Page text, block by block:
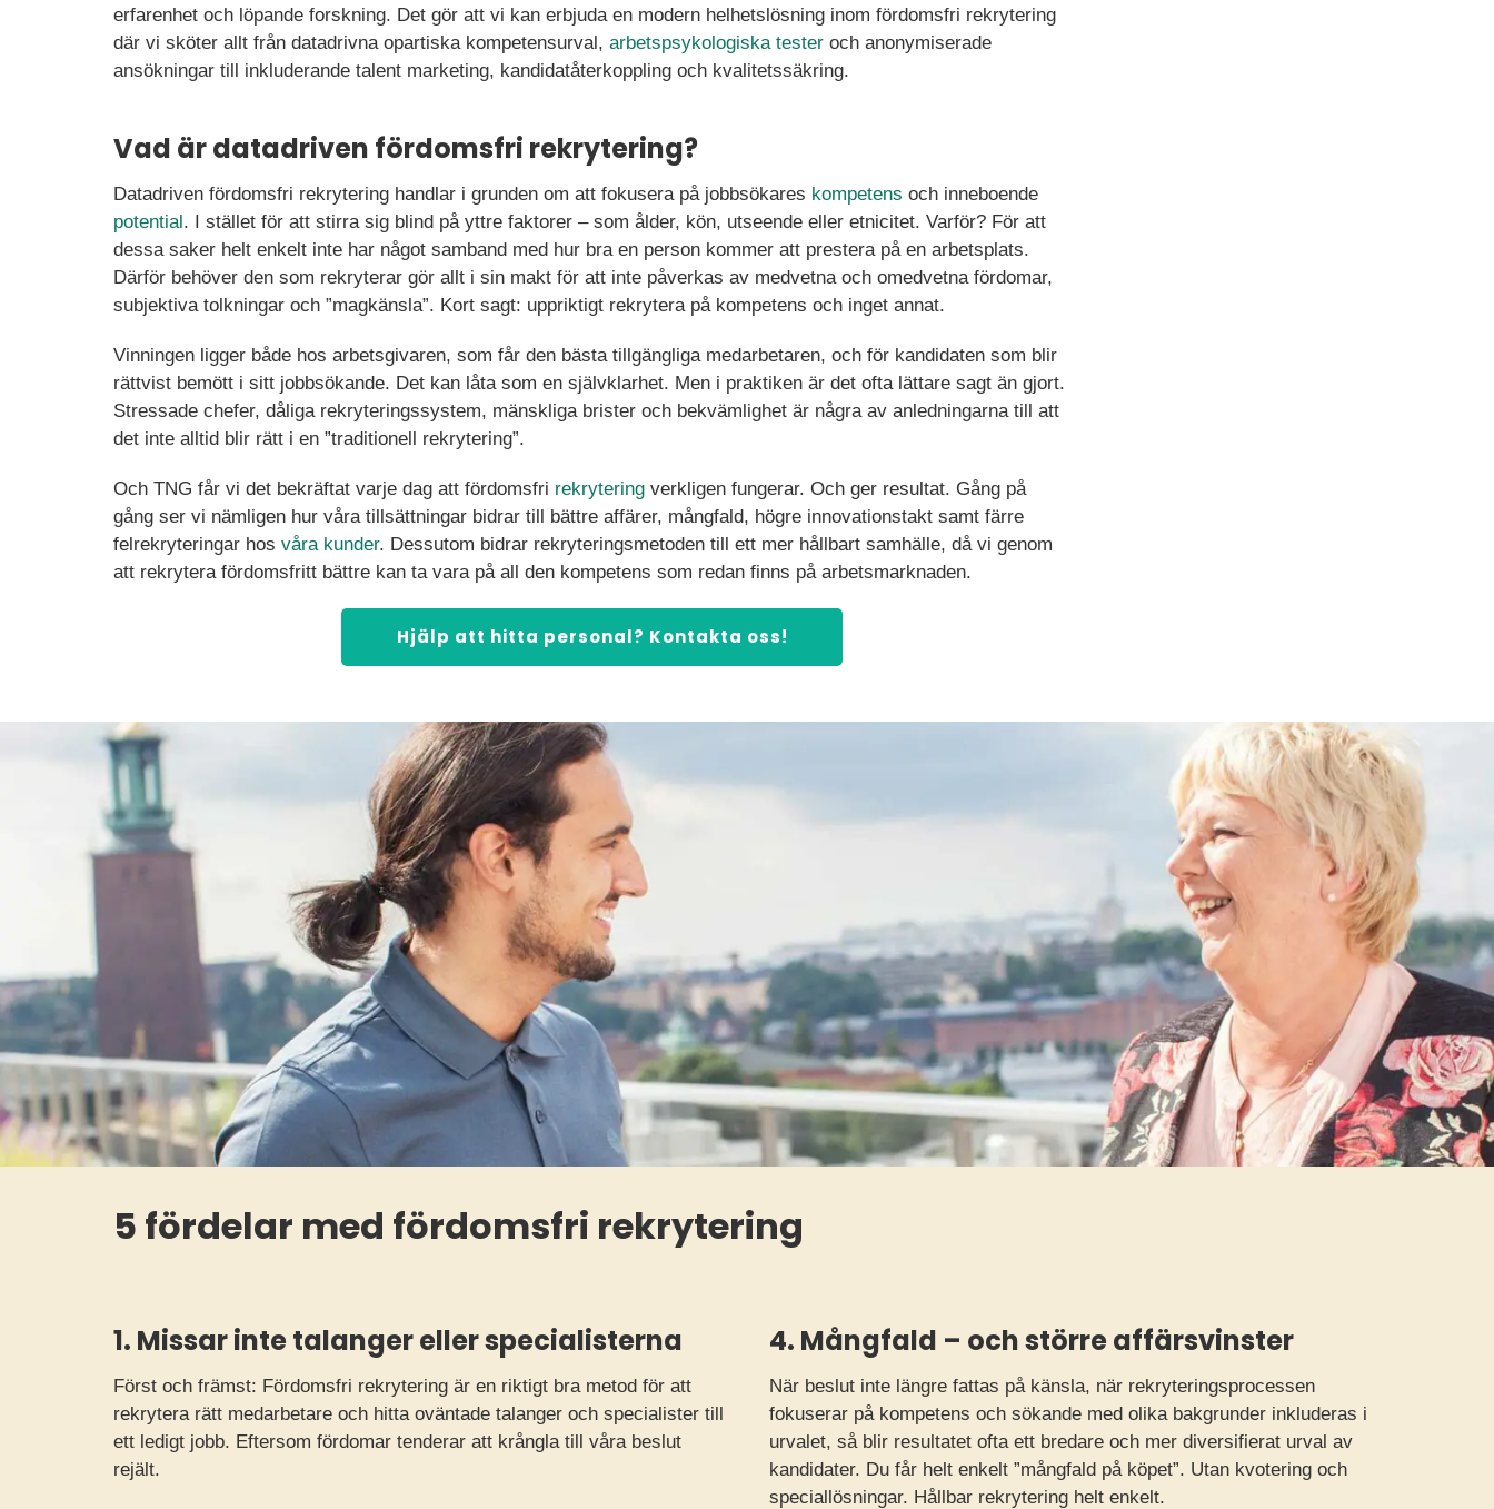
erfarenhet och löpande forskning. Det gör att vi kan erbjuda en modern helhetslösning inom fördomsfri rekrytering
där vi sköter allt från datadrivna opartiska kompetensurval, arbetspsykologiska tester och anonymiserade
ansökningar till inkluderande talent marketing, kandidatåterkoppling och kvalitetssäkring.
Vad är datadriven fördomsfri rekrytering?
Datadriven fördomsfri rekrytering handlar i grunden om att fokusera på jobbsökares kompetens och inneboende
potential. I stället för att stirra sig blind på yttre faktorer – som ålder, kön, utseende eller etnicitet. Varför? För att
dessa saker helt enkelt inte har något samband med hur bra en person kommer att prestera på en arbetsplats.
Därför behöver den som rekryterar gör allt i sin makt för att inte påverkas av medvetna och omedvetna fördomar,
subjektiva tolkningar och ”magkänsla”. Kort sagt: uppriktigt rekrytera på kompetens och inget annat.
Vinningen ligger både hos arbetsgivaren, som får den bästa tillgängliga medarbetaren, och för kandidaten som blir
rättvist bemött i sitt jobbsökande. Det kan låta som en självklarhet. Men i praktiken är det ofta lättare sagt än gjort.
Stressade chefer, dåliga rekryteringssystem, mänskliga brister och bekvämlighet är några av anledningarna till att
det inte alltid blir rätt i en ”traditionell rekrytering”.
Och TNG får vi det bekräftat varje dag att fördomsfri rekrytering verkligen fungerar. Och ger resultat. Gång på
gång ser vi nämligen hur våra tillsättningar bidrar till bättre affärer, mångfald, högre innovationstakt samt färre
felrekryteringar hos våra kunder. Dessutom bidrar rekryteringsmetoden till ett mer hållbart samhälle, då vi genom
att rekrytera fördomsfritt bättre kan ta vara på all den kompetens som redan finns på arbetsmarknaden.
Hjälp att hitta personal? Kontakta oss!
5 fördelar med fördomsfri rekrytering
1. Missar inte talanger eller specialisterna
Först och främst: Fördomsfri rekrytering är en riktigt bra metod för att
rekrytera rätt medarbetare och hitta oväntade talanger och specialister till
ett ledigt jobb. Eftersom fördomar tenderar att krångla till våra beslut
rejält.
4. Mångfald – och större affärsvinster
När beslut inte längre fattas på känsla, när rekryteringsprocessen
fokuserar på kompetens och sökande med olika bakgrunder inkluderas i
urvalet, så blir resultatet ofta ett bredare och mer diversifierat urval av
kandidater. Du får helt enkelt ”mångfald på köpet”. Utan kvotering och
speciallösningar. Hållbar rekrytering helt enkelt.